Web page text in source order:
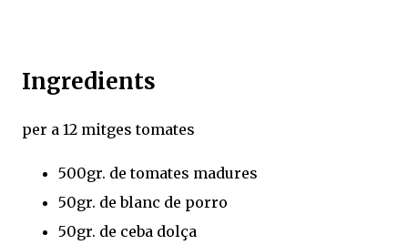
Ingredients
per a 12 mitges tomates
500gr. de tomates madures
50gr. de blanc de porro
50gr. de ceba dolça